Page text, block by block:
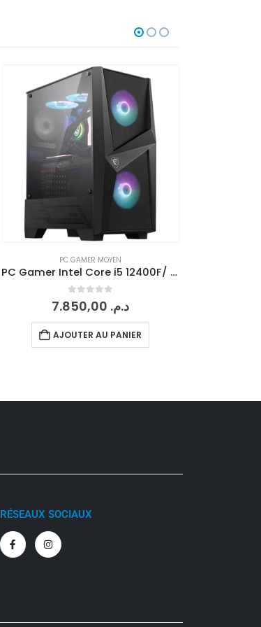
PC GAMER AVANCÉ, PC GAMER ULTRA
PC Gamer Intel Core i7 14700k/ 32 GO RAM/ RTX 3080 10G
0sur 5 د.م.21.790,00
AJOUTER AU PANIER
RÉSEAUX SOCIAUX